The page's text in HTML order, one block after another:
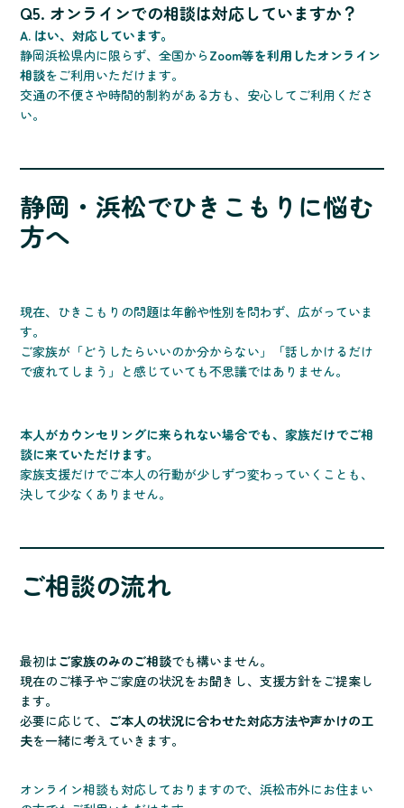
Q5. オンラインでの相談は対応していますか？
A. はい、対応しています。
静岡浜松県内に限らず、全国から Zoom等を利用したオンライン
相談をご利用いただけます。
交通の不便さや時間的制約がある方も、安心してご利用くださ
い。
静岡・浜松でひきこもりに悩む
方へ
現在、ひきこもりの問題は年齢や性別を問わず、広がっていま
す。
ご家族が「どうしたらいいのか分からない」「話しかけるだけ
で疲れてしまう」と感じていても不思議ではありません。
本人がカウンセリングに来られない場合でも、家族だけでご相
談に来ていただけます。
家族支援だけでご本人の行動が少しずつ変わっていくことも、
決して少なくありません。
ご相談の流れ
最初はご家族のみのご相談でも構いません。
現在のご様子やご家庭の状況をお聞きし、支援方針をご提案し
ます。
必要に応じて、 ご本人の状況に合わせた対応方法や声かけの工
夫を一緒に考えていきます。
オンライン相談も対応しておりますので、浜松市外にお住まい